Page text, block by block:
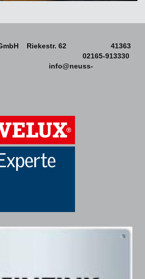
GmbH Riekestr. 62 41363
913330